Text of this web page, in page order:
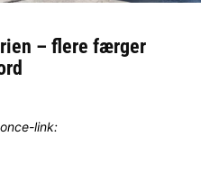
link: